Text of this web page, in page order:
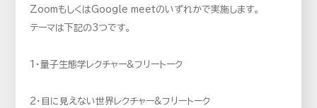
ZoomもしくはGoogle meetのいずれかで実施します。
テーマは下記の3つです。
1・量子生態学レクチャー&フリートーク
2・目に見えない世界レクチャー&フリートーク